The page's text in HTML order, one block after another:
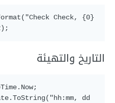
Check, {0}
التاريخ والتهيئة
dd